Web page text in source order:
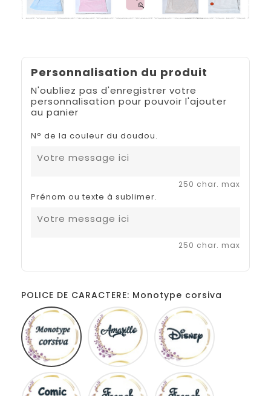
Personnalisation du produit
N'oubliez pas d'enregistrer votre
personnalisation pour pouvoir l'ajouter
au panier
N° de la couleur du doudou.
250 char. max
Prénom ou texte à sublimer.
250 char. max
POLICE DE CARACTERE: Monotype corsiva
Monotype
corsiva
Amarillo
Comic
sans
French
script